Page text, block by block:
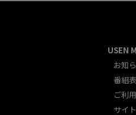
USEN
お知
番組
ご利
サイ